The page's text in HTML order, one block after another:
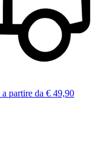
a partire da € 49,90